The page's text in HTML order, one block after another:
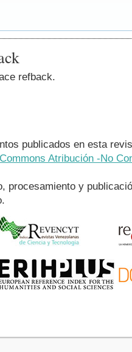
refback.
publicados en esta
Atribución -No
procesamiento y